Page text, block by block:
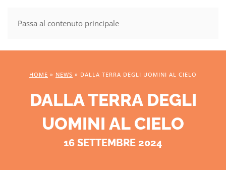
Passa al contenuto principale
MENU
HOME » NEWS » DALLA TERRA DEGLI UOMINI AL CIELO
DALLA TERRA DEGLI
UOMINI AL CIELO
16 SETTEMBRE 2024